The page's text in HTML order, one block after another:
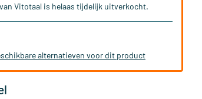
Vitotaal is helaas tijdelijk uitverkocht.
alternatieven voor dit product